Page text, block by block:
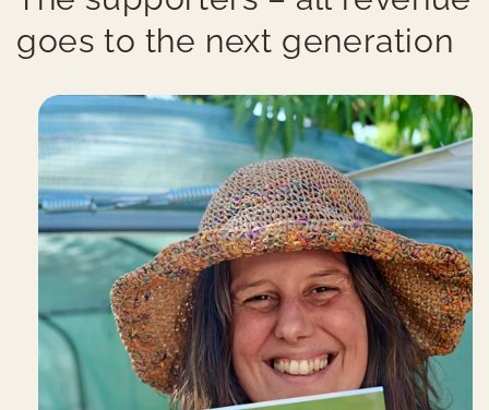
goes to the next generation